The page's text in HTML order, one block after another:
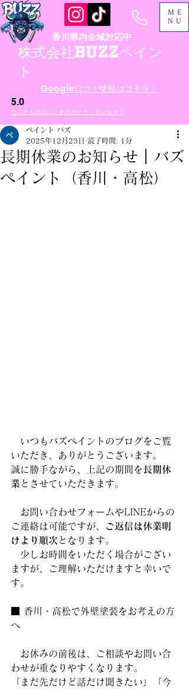
香川県内全域対応中
ME
NU
​株式会社BUZZペイン
ト
5.0
​Google口コミ情報はコチラ！
​たくさんの口コミありがとうございます！
長期休業のお知らせ｜バズ
ペイント（香川・高松）
ペイント バズ
2025年12月23日 読了時間: 1分
いつもバズペイントのブログをご覧
いただき、ありがとうございます。
誠に勝手ながら、上記の期間を長期休
業 とさせていただきます。
お問い合わせフォームやLINEからの
ご連絡は可能ですが、
ご返信は休業明
けより順次 となります。
少しお時間をいただく場合がござい
ますが、ご理解いただけますと幸いで
す。
■ 香川・高松で外壁塗装をお考えの方
へ
お休みの前後は、ご相談やお問い合
わせが重なりやすくなります。
「まだ先だけど話だけ聞きたい」「今